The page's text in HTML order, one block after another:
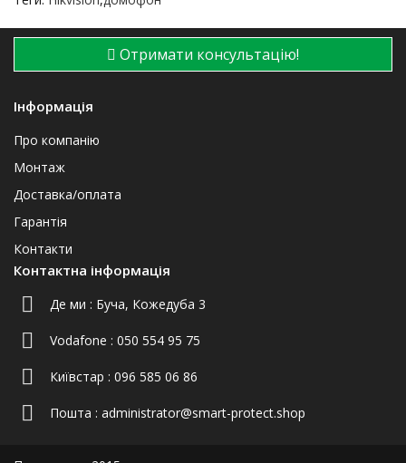
Отримати консультацію!
Інформація
Про компанію
Монтаж
Доставка/оплата
Гарантія
Контакти
Контактна інформація
Де ми : Буча, Кожедуба 3
Vodafone : 050 554 95 75
Київстар : 096 585 06 86
Пошта : administrator@smart-protect.shop